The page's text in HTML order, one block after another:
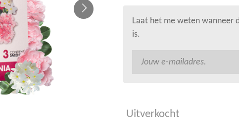
Laat het me weten wanneer
is.
Uitverkocht